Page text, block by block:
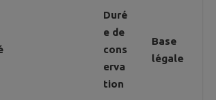
Duré
e de
cons
erva
tion
Base
légale